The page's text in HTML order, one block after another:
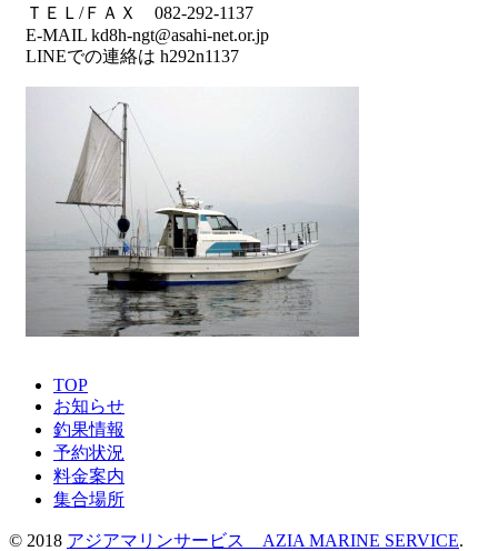
ＴＥＬ/ＦＡＸ 082-292-1137
E-MAIL kd8h-ngt@asahi-net.or.jp
LINEでの連絡は h292n1137
TOP
お知らせ
釣果情報
予約状況
料金案内
集合場所
© 2018 アジアマリンサービス AZIA MARINE SERVICE.